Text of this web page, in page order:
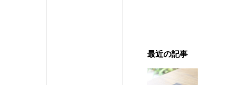
最近の記事